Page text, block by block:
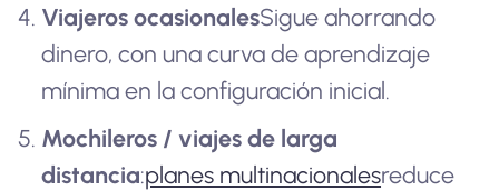
Viajeros ocasionalesSigue ahorrando
dinero, con una curva de aprendizaje
mínima en la configuración inicial.
Mochileros / viajes de larga
distancia:planes multinacionalesreduce